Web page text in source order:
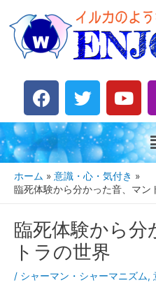
F
a
c
e
b
o
o
T
w
i
t
t
e
r
Y
o
u
t
u
b
e
ホーム
意識・心・気付き
臨死体験から分かった音、マン
臨死体験から分
トラの世界
/ シャーマン・シャーマニズム,